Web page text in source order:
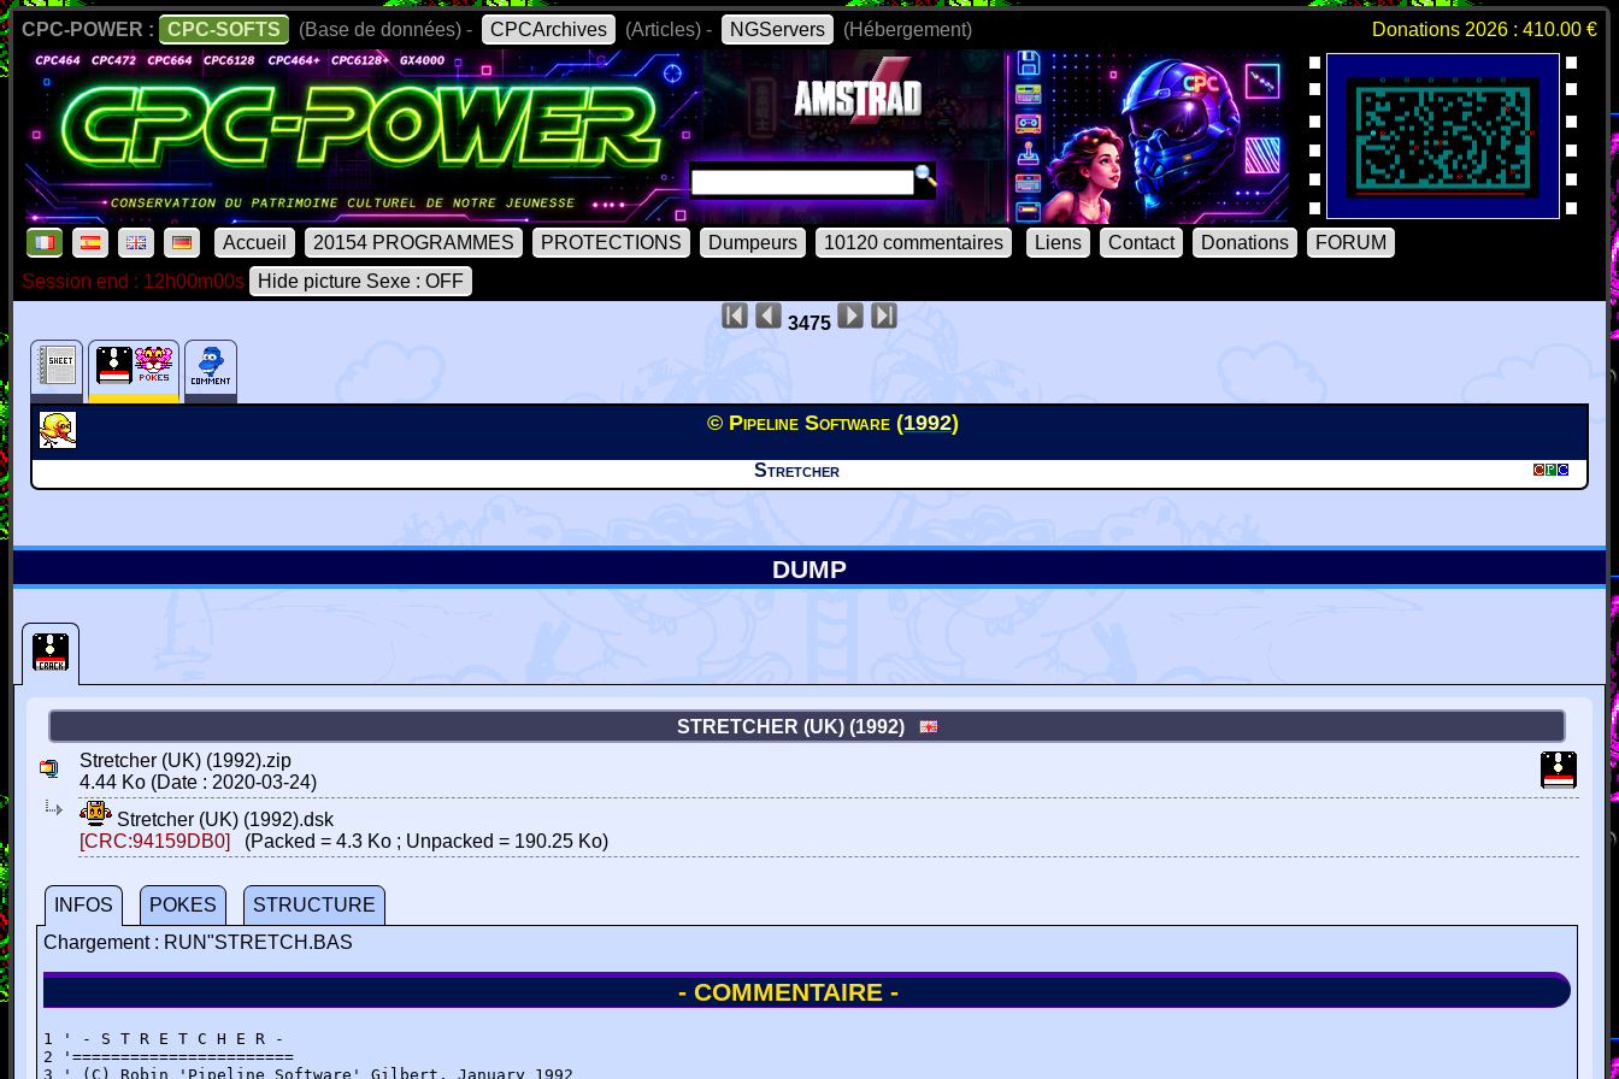
CPC-POWER : CPC-SOFTS (Base de données) - CPCArchives (Articles) - NGServers (Hébergement) Donations 2026 : 410.00 €
Accueil 20154 PROGRAMMES PROTECTIONS Dumpeurs 10120 commentaires Liens Contact Donations
FORUM
Session end : 12h00m00s
Hide picture Sexe : OFF
3475
© Pipeline Software (1992)
Stretcher
DUMP
STRETCHER (UK) (1992)
Stretcher (UK) (1992).zip
4.44 Ko (Date : 2020-03-24)
Stretcher (UK) (1992).dsk
[CRC:94159DB0]
(Packed = 4.3 Ko ; Unpacked = 190.25 Ko)
INFOS POKES
STRUCTURE
Chargement : RUN"STRETCH.BAS
- COMMENTAIRE -
1 ' - S T R E T C H E R -
2 '=======================
3 ' (C) Robin 'Pipeline Software' Gilbert, January 1992